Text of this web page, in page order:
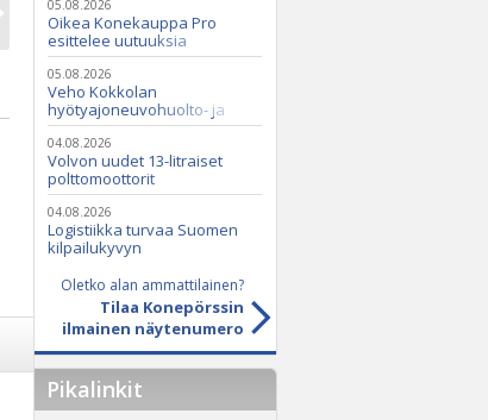
05.08.2026
Oikea Konekauppa Pro
esittelee uutuuksia
ammattikäyttöön
05.08.2026
Veho Kokkolan
hyötyajoneuvohuolto- ja
varaosatoiminnot Q2 Service
Oy:lle lokakuussa
04.08.2026
Volvon uudet 13-litraiset
polttomoottorit
04.08.2026
Logistiikka turvaa Suomen
kilpailukyvyn
Oletko alan ammattilainen?
Tilaa Konepörssin
ilmainen näytenumero
Pikalinkit